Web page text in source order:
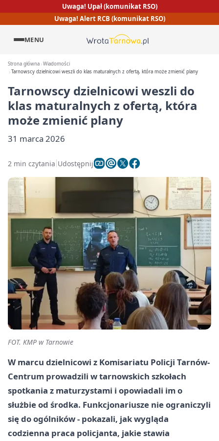
Uwaga! Upał (komunikat RSO)
Uwaga! Alert RCB (komunikat RSO)
MENU
Strona główna Wiadomości
Tarnowscy dzielnicowi weszli do klas maturalnych z ofertą, która może zmienić plany
Tarnowscy dzielnicowi weszli do
klas maturalnych z ofertą, która
może zmienić plany
31 marca 2026
2 min czytania Udostępnij
FOT. KMP w Tarnowie
W marcu dzielnicowi z Komisariatu Policji Tarnów-
Centrum prowadzili w tarnowskich szkołach
spotkania z maturzystami i opowiadali im o
służbie od środka. Funkcjonariusze nie ograniczyli
się do ogólników - pokazali, jak wygląda
codzienna praca policjanta, jakie stawia